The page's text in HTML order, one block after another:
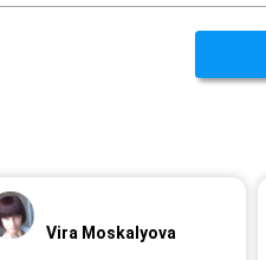
Vira Moskalyova